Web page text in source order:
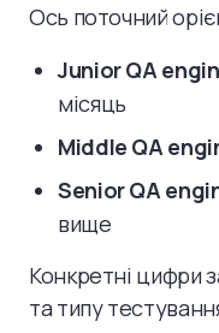
Ось поточний
Junior QA
місяць
Middle QA
Senior QA
вище
Конкретні цифри
та типу